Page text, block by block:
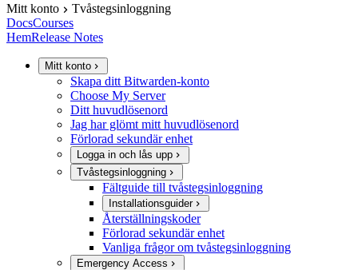
Mitt konto
Tvåstegsinloggning
DocsCourses
HemRelease Notes
Mitt konto
Skapa ditt Bitwarden-konto
Choose My Server
Ditt huvudlösenord
Jag har glömt mitt huvudlösenord
Förlorad sekundär enhet
Logga in och lås upp
Tvåstegsinloggning
Fältguide till tvåstegsinloggning
Installationsguider
Återställningskoder
Förlorad sekundär enhet
Vanliga frågor om tvåstegsinloggning
Emergency Access